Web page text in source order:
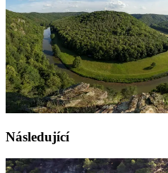
Následující